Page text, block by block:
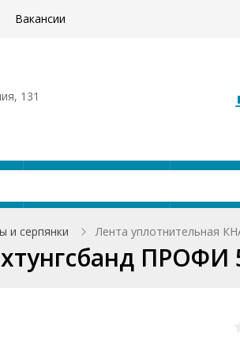
Вакансии
131
и серпянки Лента уплотнительная
ПРОФИ